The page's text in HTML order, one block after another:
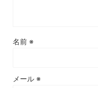
名前 ※
メール ※